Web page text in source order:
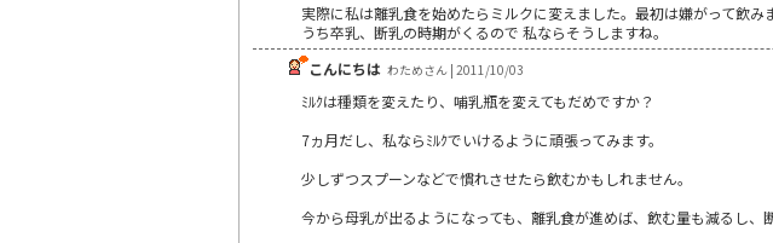
実際に私は離乳食を始めたらミルクに変えました。最初は嫌がって飲
うち卒乳、断乳の時期がくるので 私ならそうしますね。
こんにちは わためさん | 2011/10/03
ﾐﾙｸは種類を変えたり、哺乳瓶を変えてもだめですか？
7ヵ月だし、私ならﾐﾙｸでいけるように頑張ってみます。
少しずつスプーンなどで慣れさせたら飲むかもしれません。
今から母乳が出るようになっても、離乳食が進めば、飲む量も減るし、